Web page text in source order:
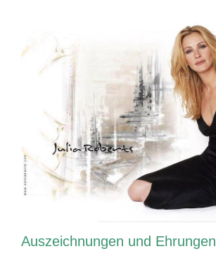
Auszeichnungen und Ehrungen